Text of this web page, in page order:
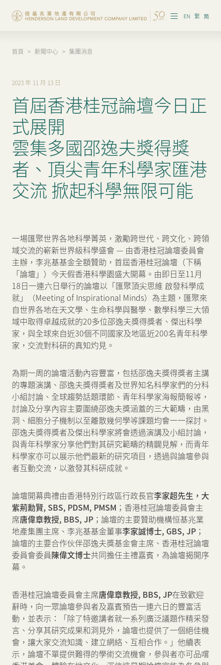
EN 繁 简
集團概覽
投資者資訊
香港物業
內地物業
企業管治
可持續發展
我們的團隊
新聞中心
聯絡我們 網頁連結
首頁 > 新聞中心 > 集團消息
2023 年 11 月 13 日
首屆香港桂冠論壇今日正
式展開
雲集多國邵逸夫獎得獎
者、頂尖青年科學家匯港
交流 掀起科學無限可能
一場匯聚世界各地科學菁英，激勵跨世代、跨文化、跨領
域交流的嶄新世界級科學盛會 — 由香港桂冠論壇委員會
主辦，李兆基基金全額贊助，首屆香港桂冠論壇（下稱
「論壇」）今天假香港科學園盛大開幕。由即日至11月
18日一連六日舉行的論壇以「匯聚頂尖思維 啟發科學成
就」（Meeting of Inspirational Minds）為主題，匯聚來
自世界各地在天文學、生命科學與醫學、數學科學三大領
域中取得卓越成就的20多位邵逸夫獎得獎者、傑出科學
家，與全球來自近30個不同國家及地區近200名青年科學
家，交流對科研的真知灼見。
為期一周的論壇活動內容豐富，包括邵逸夫獎得獎者主講
的專題演講、邵逸夫獎得獎者及世界知名科學家們的分科
小組討論、全球趨勢話題環節、青年科學家海報簡報等，
討論及分享內容主要圍繞邵逸夫獎涵蓋的三大範疇，由黑
洞、細胞分子機制以至離散幾何學等課題均會一一探討。
邵逸夫獎得獎者及傑出科學家將會透過演講及小組討論，
與青年科學家分享他們對其研究範疇的精闢見解，而青年
科學家亦可以展示他們最新的研究項目，透過與論壇參與
者互動交流，以激發其科研成就。
論壇開幕典禮由香港特別行政區行政長官李家超先生，大
紫荊勳賢, SBS, PDSM, PMSM ；香港桂冠論壇委員會主
席唐偉章教授, BBS, JP ；論壇的主要贊助機構恒基兆業
地產集團主席、李兆基基金董事李家誠博士, GBS, JP ；
論壇的主要合作伙伴邵逸夫獎基金會主席、香港桂冠論壇
委員會委員陳偉文博士共同擔任主禮嘉賓，為論壇揭開序
幕。
香港桂冠論壇委員會主席唐偉章教授, BBS, JP在致歡迎
辭時，向一眾論壇參與者及嘉賓預告一連六日的豐富活
動，並表示：「除了特邀講者就一系列廣泛議題作精采發
言、分享其研究成果和洞見外，論壇也提供了一個絕佳機
會，讓大家交流知識、建立網絡、互相合作。」他續表
示，論壇不單提供難得的學術交流機會，參與者亦可品嚐